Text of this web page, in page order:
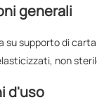
generali
su supporto di
non
d'uso